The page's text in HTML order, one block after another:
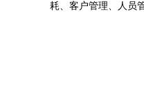
耗、客户管理、人员